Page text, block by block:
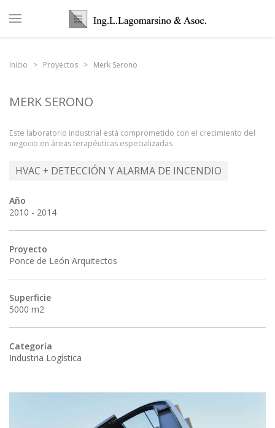
Inicio Proyectos Merk Serono
MERK SERONO
Este laboratorio industrial está comprometido con el crecimiento del
negocio en áreas terapéuticas especializadas
HVAC + DETECCIÓN Y ALARMA DE INCENDIO
Año
2010 - 2014
Proyecto
Ponce de León Arquitectos
Superficie
5000 m2
Categoría
Industria Logística